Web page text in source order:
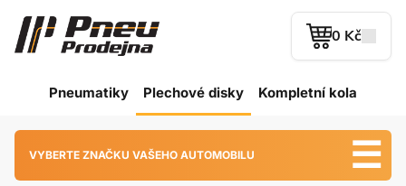
0 Kč
Pneumatiky Plechové disky Kompletní kola
VYBERTE ZNAČKU VAŠEHO AUTOMOBILU